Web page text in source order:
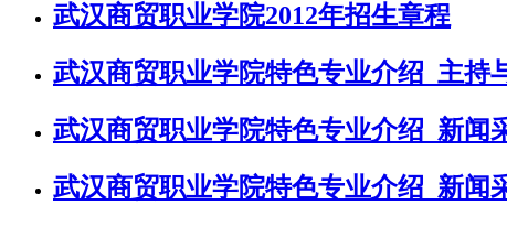
武汉商贸职业学院2012年招生章程
武汉商贸职业学院特色专业介绍_主持
武汉商贸职业学院特色专业介绍_新闻
武汉商贸职业学院特色专业介绍_新闻